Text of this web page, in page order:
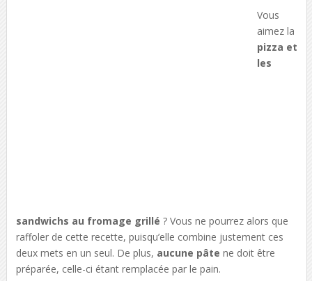
Vous
aimez la
pizza et
les
sandwichs au fromage grillé ? Vous ne pourrez alors que
raffoler de cette recette, puisqu’elle combine justement ces
deux mets en un seul. De plus, aucune pâte ne doit être
préparée, celle-ci étant remplacée par le pain.